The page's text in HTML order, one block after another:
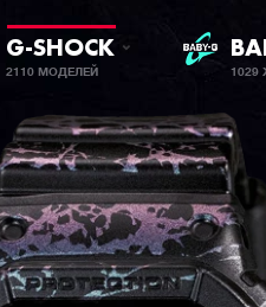
G-SHOCK
2110 МОДЕЛЕЙ 1029